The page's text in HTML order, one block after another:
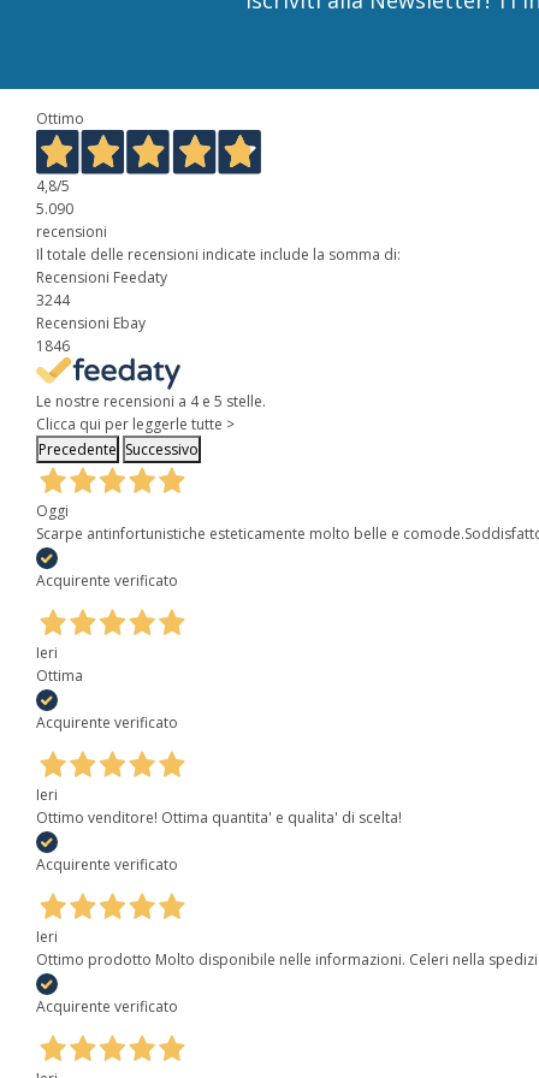
Ottimo
4,8/5
5.090
recensioni
Il totale delle recensioni indicate include la somma di:
Recensioni Feedaty
3244
Recensioni Ebay
1846
Le nostre recensioni a 4 e 5 stelle.
Clicca qui per leggerle tutte >
Precedente Successivo
Oggi
Scarpe antinfortunistiche esteticamente molto belle e
Acquirente verificato
Ieri
Ottima
Acquirente verificato
Ieri
Ottimo venditore! Ottima quantita' e qualita' di scelta!
Acquirente verificato
Ieri
Ottimo prodotto Molto disponibile nelle informazioni. Celeri nella
Acquirente verificato